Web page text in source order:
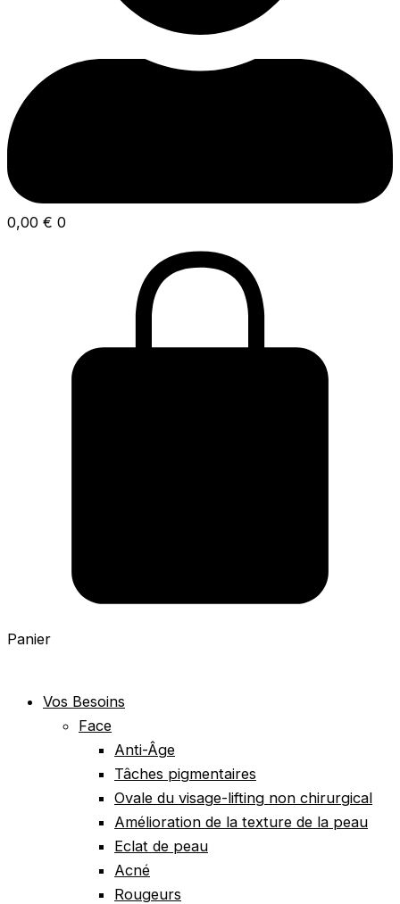
0,00 € 0
Panier
Vos Besoins
Face
Anti-Âge
Tâches pigmentaires
Ovale du visage-lifting non chirurgical
Amélioration de la texture de la peau
Eclat de peau
Acné
Rougeurs